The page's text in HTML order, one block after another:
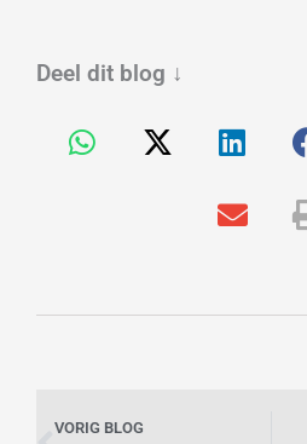
Deel dit blog ↓
VORIG BLOG